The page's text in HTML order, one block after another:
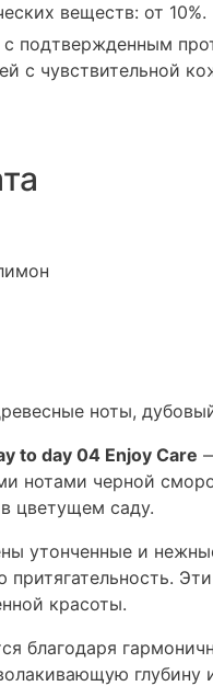
веществ: от 10%.
подтвержденным
с чувствительной
ноты,
to day 04 Enjoy Care
нотами черной
цветущем саду.
утонченные и
притягательность.
красоты.
благодаря
глубину